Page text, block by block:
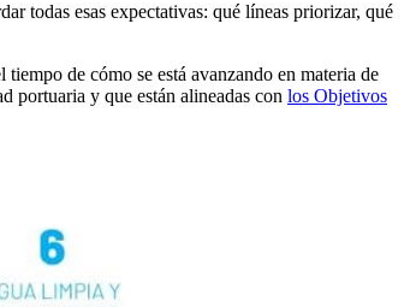
todas esas expectativas: qué líneas priorizar, qué
de cómo se está avanzando en materia de
portuaria y que están alineadas con los Objetivos